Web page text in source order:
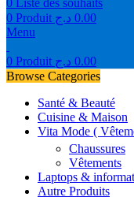
0 Liste des souhaits
0 Produit 0.00 د.ج
Menu
0 Produit 0.00 د.ج
Browse Categories
Santé & Beauté
Cuisine & Maison
Vita Mode (
Chaussures
Vêtements
Laptops &
Autre Produits